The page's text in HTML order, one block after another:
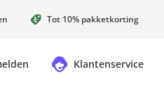
Tot 10% pakketkorting
Klantenservice